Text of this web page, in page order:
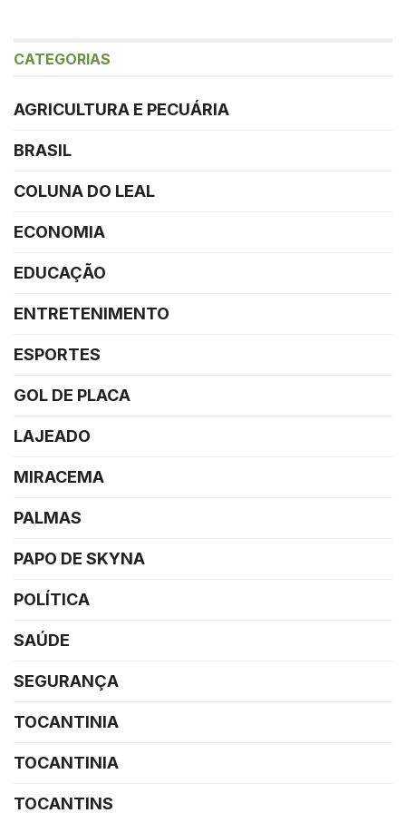
CATEGORIAS
AGRICULTURA E PECUÁRIA
BRASIL
COLUNA DO LEAL
ECONOMIA
EDUCAÇÃO
ENTRETENIMENTO
ESPORTES
GOL DE PLACA
LAJEADO
MIRACEMA
PALMAS
PAPO DE SKYNA
POLÍTICA
SAÚDE
SEGURANÇA
TOCANTINIA
TOCANTINIA
TOCANTINS